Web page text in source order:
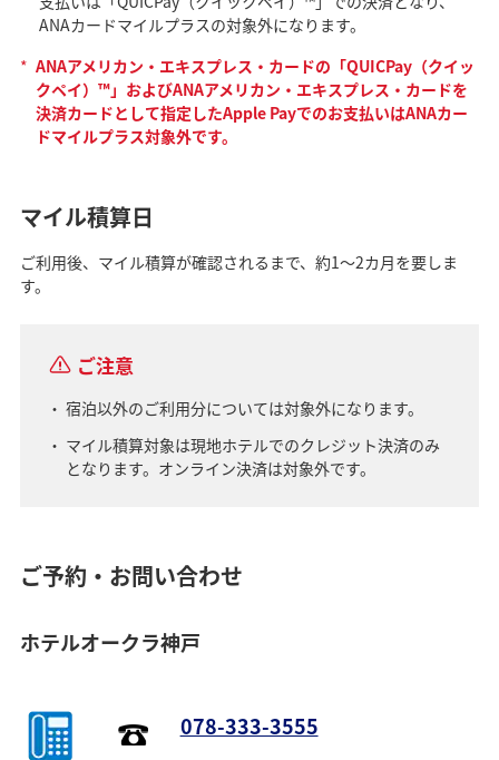
ANAカードマイルプラスの対象外になります。
* ANAアメリカン・エキスプレス・カードの「QUICPay（クイッ
クペイ）™」およびANAアメリカン・エキスプレス・カードを
決済カードとして指定したApple Payでのお支払いはANAカー
ドマイルプラス対象外です。
マイル積算日
ご利用後、マイル積算が確認されるまで、約1～2カ月を要しま
す。
ご注意
宿泊以外のご利用分については対象外になります。
マイル積算対象は現地ホテルでのクレジット決済のみ
となります。オンライン決済は対象外です。
ご予約・お問い合わせ
ホテルオークラ神戸
078-333-3555